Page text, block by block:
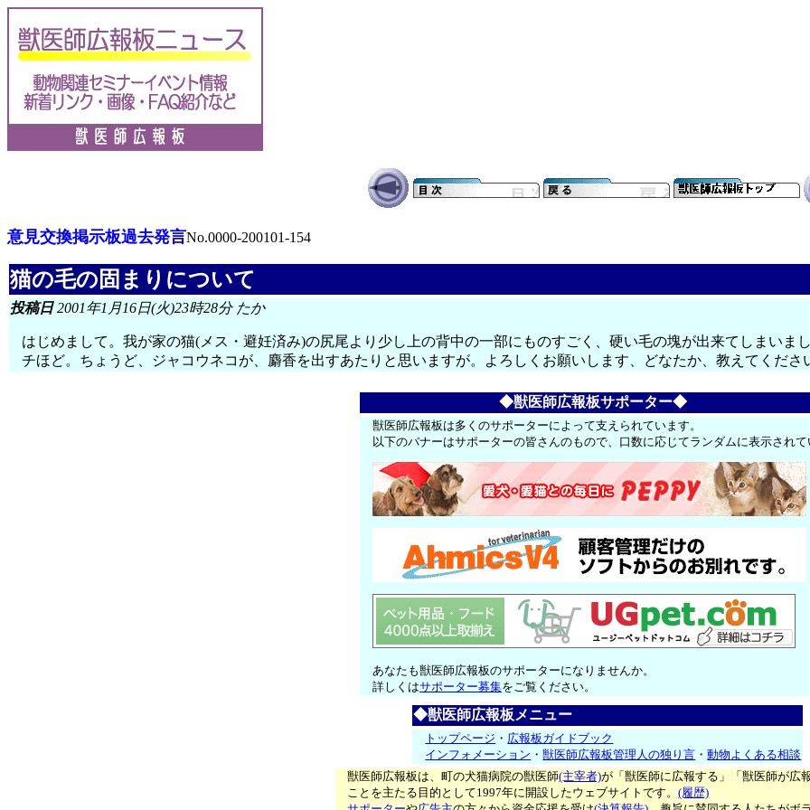
意見交換掲示板過去発言No.0000-200101-154
猫の毛の固まりについて
投稿日2001年1月16日(火)23時28分 たか
はじめまして。我が家の猫(メス・避妊済み)の尻尾より少し上の背中の一部にものすごく、硬い毛の塊が出来てしまいま
チほど。ちょうど、ジャコウネコが、麝香を出すあたりと思いますが。よろしくお願いします、どなたか、教えてくださ
◆獣医師広報板サポーター◆
獣医師広報板は多くのサポーターによって支えられています。
以下のバナーはサポーターの皆さんのもので、口数に応じてランダムに表示されて
あなたも獣医師広報板のサポーターになりませんか。
詳しくはサポーター募集をご覧ください。
◆獣医師広報板メニュー
トップページ ・ 広報板ガイドブック
インフォメーション ・獣医師広報板管理人の独り言 ・動物よくある相談
獣医師広報板は、町の犬猫病院の獣医師(主宰者)が「獣医師に広報する」「獣医師が広報
ことを主たる目的として1997年に開設したウェブサイトです。(履歴)